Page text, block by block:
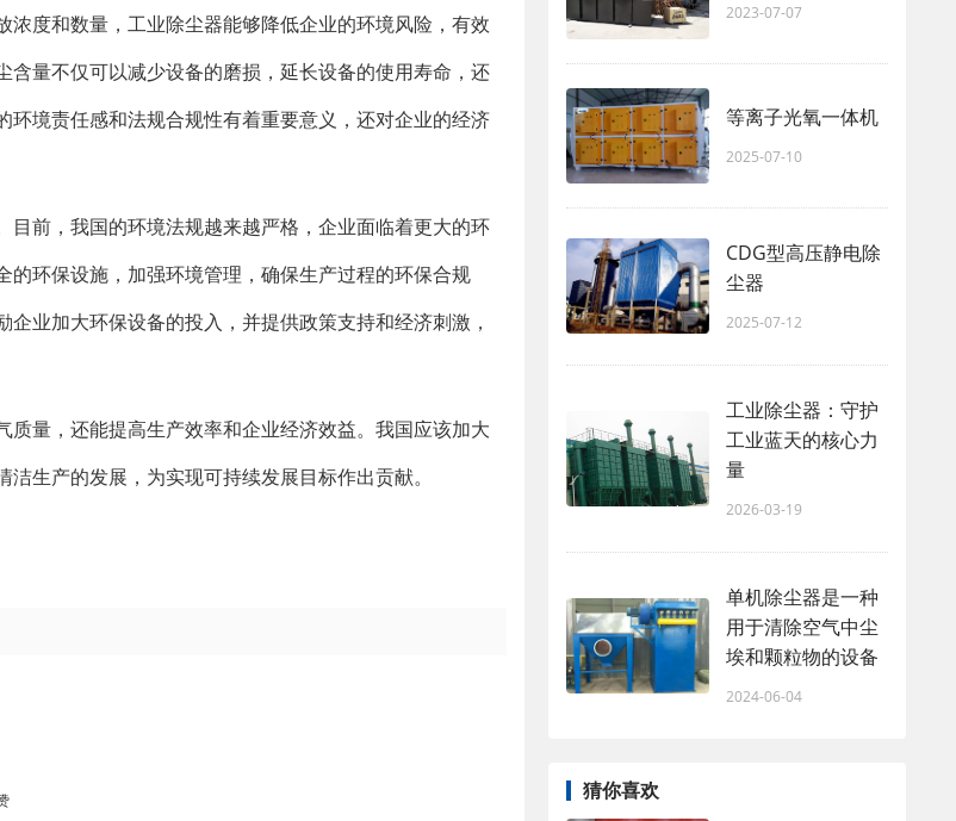
度和数量，工业除尘器能够降低企业的环境风险，有效
量不仅可以减少设备的磨损，延长设备的使用寿命，还
境责任感和法规合规性有着重要意义，还对企业的经济
前，我国的环境法规越来越严格，企业面临着更大的环
环保设施，加强环境管理，确保生产过程的环保合规
业加大环保设备的投入，并提供政策支持和经济刺激，
量，还能提高生产效率和企业经济效益。我国应该加大
生产的发展，为实现可持续发展目标作出贡献。
2023-07-07
等离子光氧一体机
2025-07-10
CDG型高压静电除
尘器
2025-07-12
工业除尘器：守护
工业蓝天的核心力
量
2026-03-19
单机除尘器是一种
用于清除空气中尘
埃和颗粒物的设备
2024-06-04
猜你喜欢